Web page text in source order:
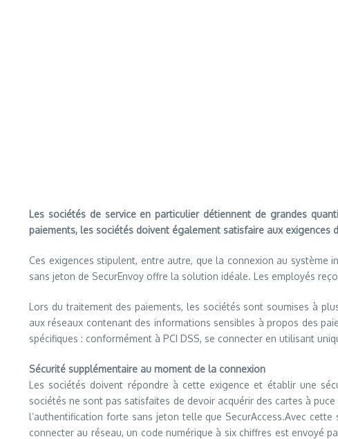
Les sociétés de service en particulier détiennent de grandes
paiements, les sociétés doivent également satisfaire aux exigences
Ces exigences stipulent, entre autre, que la connexion au
sans jeton de SecurEnvoy offre la solution idéale. Les employés
Lors du traitement des paiements, les sociétés sont soumises à
aux réseaux contenant des informations sensibles à propos des
spécifiques : conformément à PCI DSS, se connecter en utilisant
Sécurité supplémentaire au moment de la connexion
Les sociétés doivent répondre à cette exigence et établir une
sociétés ne sont pas satisfaites de devoir acquérir des cartes à
l’authentification forte sans jeton telle que SecurAccess.Avec
connecter au réseau, un code numérique à six chiffres est envoyé